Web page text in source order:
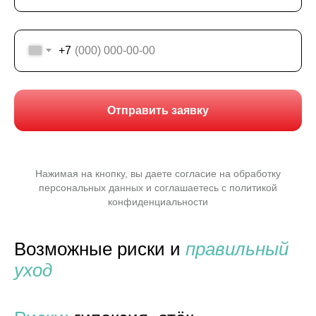
+7
Отправить заявку
Нажимая на кнопку, вы даете согласие на обработку
персональных данных и соглашаетесь c политикой
конфиденциальности
Возможные риски и правильный
уход